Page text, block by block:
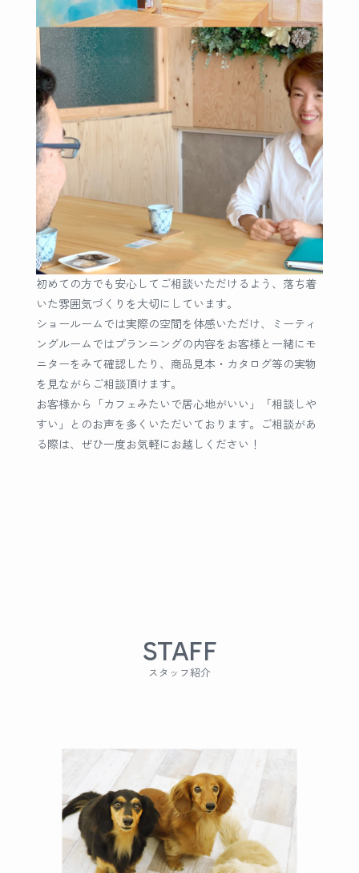
初めての方でも安心してご相談いただけるよう、落ち着
いた雰囲気づくりを大切にしています。
ショールームでは実際の空間を体感いただけ、ミーティ
ングルームではプランニングの内容をお客様と一緒にモ
ニターをみて確認したり、商品見本・カタログ等の実物
を見ながらご相談頂けます。
お客様から「カフェみたいで居心地がいい」「相談しや
すい」とのお声を多くいただいております。ご相談があ
る際は、ぜひ一度お気軽にお越しください！
STAFF
スタッフ紹介